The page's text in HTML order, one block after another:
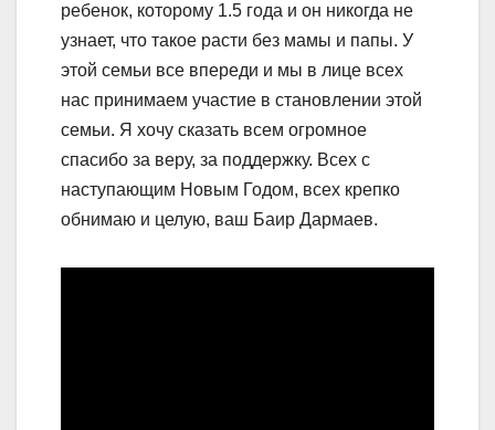
ребенок, которому 1.5 года и он никогда не
узнает, что такое расти без мамы и папы. У
этой семьи все впереди и мы в лице всех
нас принимаем участие в становлении этой
семьи. Я хочу сказать всем огромное
спасибо за веру, за поддержку. Всех с
наступающим Новым Годом, всех крепко
обнимаю и целую, ваш Баир Дармаев.